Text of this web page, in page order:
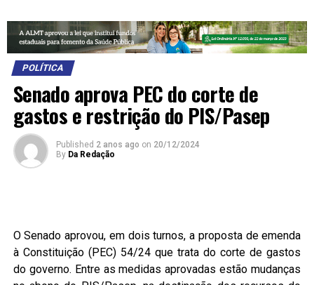
POLÍTICA
Senado aprova PEC do corte de
gastos e restrição do PIS/Pasep
Published 2 anos ago on 20/12/2024
By Da Redação
O Senado aprovou, em dois turnos, a proposta de emenda
à Constituição (PEC) 54/24 que trata do corte de gastos
do governo. Entre as medidas aprovadas estão mudanças